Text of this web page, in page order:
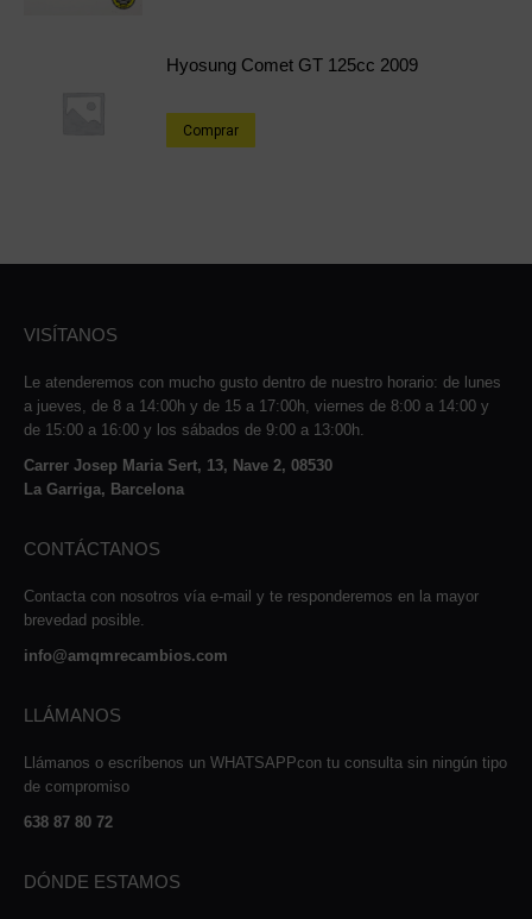
Hyosung Comet GT 125cc 2009
Comprar
VISÍTANOS
Le atenderemos con mucho gusto dentro de nuestro horario: de lunes
a jueves, de 8 a 14:00h y de 15 a 17:00h, viernes de 8:00 a 14:00 y
de 15:00 a 16:00 y los sábados de 9:00 a 13:00h.
Carrer Josep Maria Sert, 13, Nave 2, 08530
La Garriga, Barcelona
CONTÁCTANOS
Contacta con nosotros vía e-mail y te responderemos en la mayor
brevedad posible.
info@amqmrecambios.com
LLÁMANOS
Llámanos o escríbenos un WHATSAPPcon tu consulta sin ningún tipo
de compromiso
638 87 80 72
DÓNDE ESTAMOS